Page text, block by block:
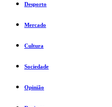
Desporto
Mercado
Cultura
Sociedade
Opinião